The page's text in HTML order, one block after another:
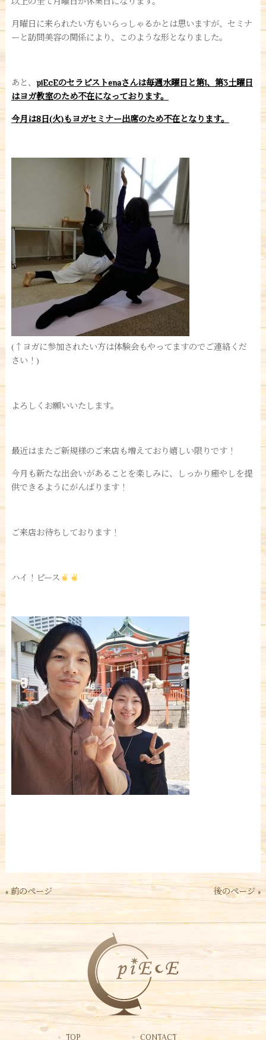
月曜日に来られたい方もいらっしゃるかとは思いますが、セミナ
ーと訪問美容の関係により、このような形となりました。
あと、 piEcEのセラピストenaさんは毎週水曜日と第1、第3土曜日
はヨガ教室のため不在になっております。
今月は8日(火)もヨガセミナー出席のため不在となります。
(↑ヨガに参加されたい方は体験会もやってますのでご連絡くだ
さい！)
よろしくお願いいたします。
最近はまたご新規様のご来店も増えており嬉しい限りです！
今月も新たな出会いがあることを楽しみに、しっかり癒やしを提
供できるようにがんばります！
ご来店お待ちしております！
ハイ！ピース
« 前のページ 後のページ »
TOP CONTACT